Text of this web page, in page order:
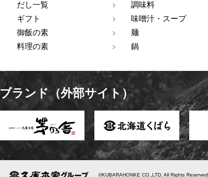
だし一覧
ギフト
御飯の素
料理の素
調味料
味噌汁・スープ
麺
鍋
ブランド（外部サイト）
©KUBARAHONKE CO.,LTD. All Rights Reserved